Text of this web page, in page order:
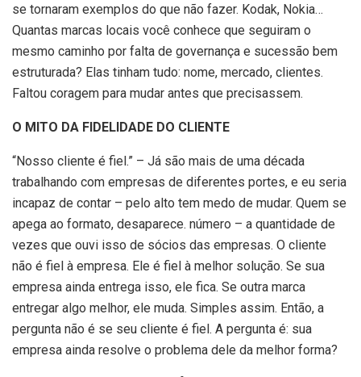
se tornaram exemplos do que não fazer. Kodak, Nokia…
Quantas marcas locais você conhece que seguiram o
mesmo caminho por falta de governança e sucessão bem
estruturada? Elas tinham tudo: nome, mercado, clientes.
Faltou coragem para mudar antes que precisassem.
O MITO DA FIDELIDADE DO CLIENTE
“Nosso cliente é fiel.” – Já são mais de uma década
trabalhando com empresas de diferentes portes, e eu seria
incapaz de contar – pelo alto tem medo de mudar. Quem se
apega ao formato, desaparece. número – a quantidade de
vezes que ouvi isso de sócios das empresas. O cliente
não é fiel à empresa. Ele é fiel à melhor solução. Se sua
empresa ainda entrega isso, ele fica. Se outra marca
entregar algo melhor, ele muda. Simples assim. Então, a
pergunta não é se seu cliente é fiel. A pergunta é: sua
empresa ainda resolve o problema dele da melhor forma?